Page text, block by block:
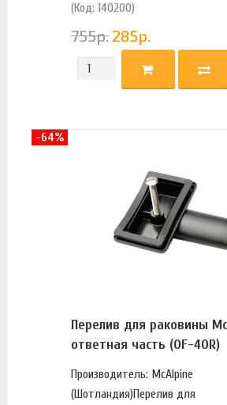
(Код: 140200)
755р. 285р.
Перелив для раковины
ответная часть (OF-40R)
Производитель: McAlpine
(Шотландия)Перелив для
-64%